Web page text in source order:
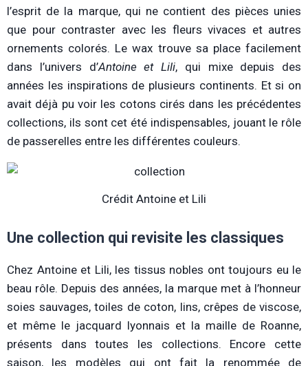
l’esprit de la marque, qui ne contient des pièces unies
que pour contraster avec les fleurs vivaces et autres
ornements colorés. Le wax trouve sa place facilement
dans l’univers d’Antoine et Lili, qui mixe depuis des
années les inspirations de plusieurs continents. Et si on
avait déjà pu voir les cotons cirés dans les précédentes
collections, ils sont cet été indispensables, jouant le rôle
de passerelles entre les différentes couleurs.
Crédit Antoine et Lili
Une collection qui revisite les classiques
Chez Antoine et Lili, les tissus nobles ont toujours eu le
beau rôle. Depuis des années, la marque met à l’honneur
soies sauvages, toiles de coton, lins, crêpes de viscose,
et même le jacquard lyonnais et la maille de Roanne,
présents dans toutes les collections. Encore cette
saison, les modèles qui ont fait la renommée de